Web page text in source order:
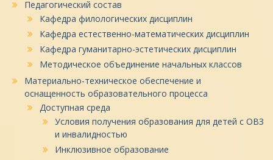
Педагогический состав
Кафедра филологических дисциплин
Кафедра естественно-математических дисциплин
Кафедра гуманитарно-эстетических дисциплин
Методическое объединение начальных классов
Материально-техническое обеспечение и
оснащенность образовательного процесса
Доступная среда
Условия получения образования для детей с ОВЗ
и инвалидностью
Инклюзивное образование